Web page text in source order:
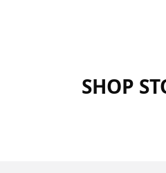
SHOP